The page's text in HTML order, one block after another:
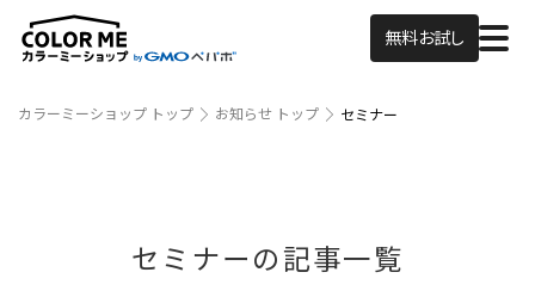
無料お試し
カラーミーショップ トップ お知らせ トップ セミナー
セミナーの記事一覧